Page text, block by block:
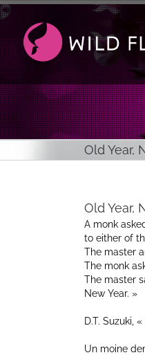
Passer
au
contenu
Old Year,
Old Year,
A monk
to either of
The master
The monk
The master
New Year. »
D.T. Suzuki,
Un moine